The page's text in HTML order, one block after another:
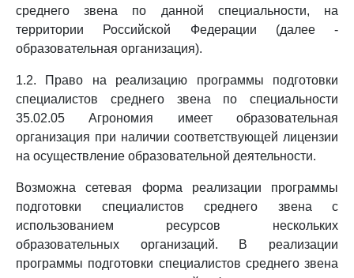
среднего звена по данной специальности, на
территории Российской Федерации (далее -
образовательная организация).
1.2. Право на реализацию программы подготовки
специалистов среднего звена по специальности
35.02.05 Агрономия имеет образовательная
организация при наличии соответствующей лицензии
на осуществление образовательной деятельности.
Возможна сетевая форма реализации программы
подготовки специалистов среднего звена с
использованием ресурсов нескольких
образовательных организаций. В реализации
программы подготовки специалистов среднего звена